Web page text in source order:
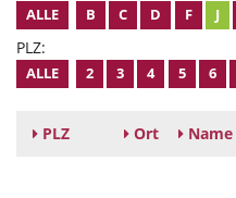
ALLE B C D F J
PLZ:
ALLE 2 3 4 5 6
PLZ Ort Name